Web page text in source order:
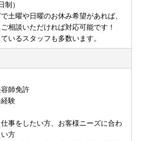
制）
土曜や日曜のお休み希望があれば、
相談いただければ対応可能です！
いるスタッフも多数います。
師免許
験
事をしたい方、お客様ニーズに合わ
方